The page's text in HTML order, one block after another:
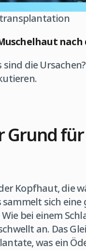
sind die
Grund
Kopfhaut, die
sammelt sich
bei einem
an. Das
was ein